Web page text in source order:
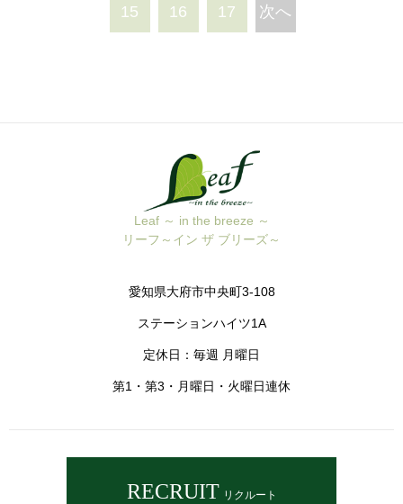
15 16 17 次へ
Leaf ～ in the breeze ～
リーフ～イン ザ ブリーズ～
愛知県大府市中央町3-108
ステーションハイツ1A
定休日：毎週 月曜日
第1・第3・月曜日・火曜日連休
RECRUIT リクルート